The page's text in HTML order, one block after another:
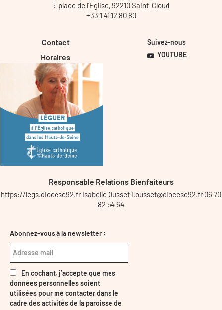
5 place de l’Eglise, 92210 Saint-Cloud
+33 1 41 12 80 80
Contact
Horaires
Suivez-nous
YOUTUBE
Responsable Relations Bienfaiteurs
https://legs.diocese92.fr Isabelle Ousset i.ousset@diocese92.fr 06 70
82 54 64
Abonnez-vous à la newsletter :
En cochant, j’accepte que mes
données personnelles soient
utilisées pour me contacter dans le
cadre des activités de la paroisse de